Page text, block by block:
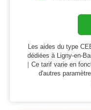
Les aides du type
dédiées à Ligny-en-
｜Ce tarif varie en
d'autres